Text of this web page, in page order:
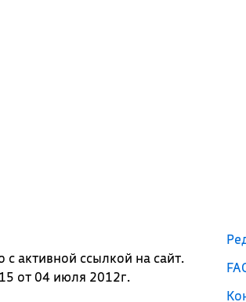
активной ссылкой на сайт.
от 04 июля 2012г.